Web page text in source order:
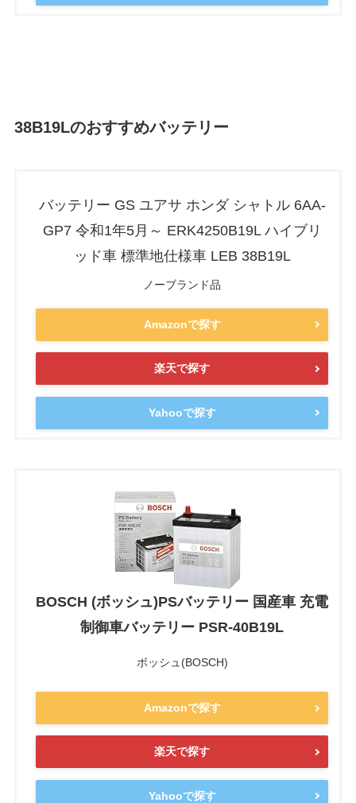
38B19Lのおすすめバッテリー
バッテリー GS ユアサ ホンダ シャトル 6AA-
GP7 令和1年5月～ ERK4250B19L ハイブリ
ッド車 標準地仕様車 LEB 38B19L
ノーブランド品
Amazonで探す
楽天で探す
Yahooで探す
BOSCH (ボッシュ)PSバッテリー 国産車 充電
制御車バッテリー PSR-40B19L
ボッシュ(BOSCH)
Amazonで探す
楽天で探す
Yahooで探す